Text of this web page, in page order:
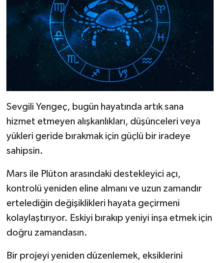
Sevgili Yengeç, bugün hayatında artık sana
hizmet etmeyen alışkanlıkları, düşünceleri veya
yükleri geride bırakmak için güçlü bir iradeye
sahipsin.
Mars ile Plüton arasındaki destekleyici açı,
kontrolü yeniden eline almanı ve uzun zamandır
ertelediğin değişiklikleri hayata geçirmeni
kolaylaştırıyor. Eskiyi bırakıp yeniyi inşa etmek için
doğru zamandasın.
Bir projeyi yeniden düzenlemek, eksiklerini